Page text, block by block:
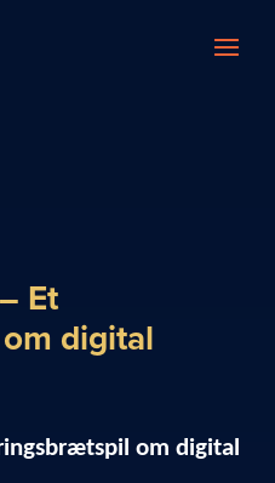
Et
digital
om digital